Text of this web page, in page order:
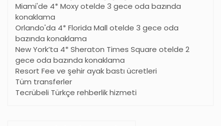
Miami'de 4* Moxy otelde 3 gece oda bazında
konaklama
Orlando'da 4* Florida Mall otelde 3 gece oda
bazında konaklama
New York’ta 4* Sheraton Times Square otelde 2
gece oda bazında konaklama
Resort Fee ve şehir ayak bastı ücretleri
Tüm transferler
Tecrübeli Türkçe rehberlik hizmeti